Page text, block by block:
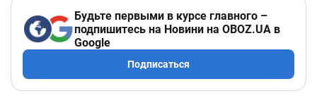
Будьте первыми в курсе главного –
подпишитесь на Новини на OBOZ.UA в
Google
Подписаться